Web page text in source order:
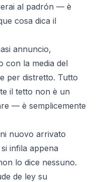
al padrón — è
cosa dica il
annuncio,
con la media del
per distretto. Tutto
il tetto non è un
— è semplicemente
nuovo arrivato
infila appena
lo dice nessuno.
de ley su